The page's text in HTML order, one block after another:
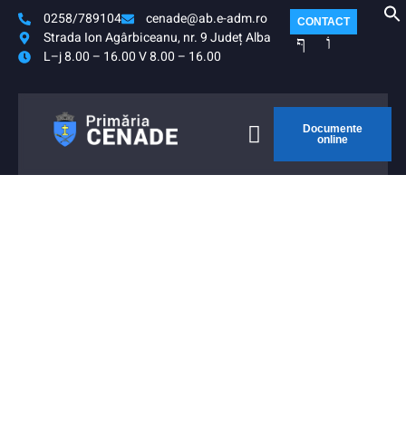
0258/789104
cenade@ab.e-adm.ro
Strada Ion Agârbiceanu, nr. 9 Județ Alba
L–j 8.00 – 16.00 V 8.00 – 16.00
CONTACT
Documente
online